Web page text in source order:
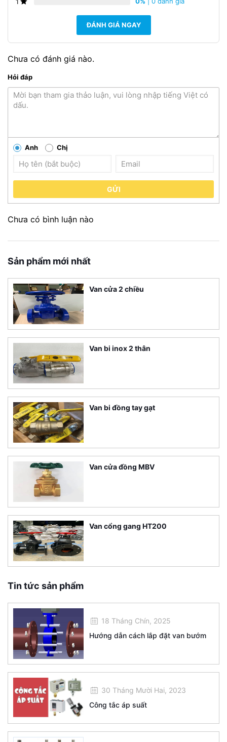
ĐÁNH GIÁ NGAY
Chưa có đánh giá nào.
Hỏi đáp
Anh Chị
GỬI
Chưa có bình luận nào
Sản phẩm mới nhất
Van cửa 2 chiều
Van bi inox 2 thân
Van bi đồng tay gạt
Van cửa đồng MBV
Van cổng gang HT200
Tin tức sản phẩm
18 Tháng Chín, 2025
Hướng dẫn cách lắp đặt van bướm
30 Tháng Mười Hai, 2023
Công tắc áp suất